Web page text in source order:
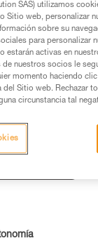
SAS) utilizamos
Sitio web, personalizar
sobre su
para personalizar
estarán activas en
nuestros socios le
momento haciendo
del Sitio web. Rechazar
circunstancia tal